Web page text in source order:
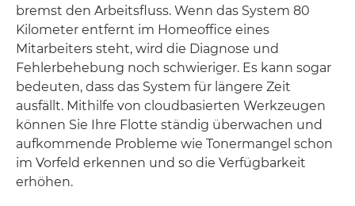
bremst den Arbeitsfluss. Wenn das System 80
Kilometer entfernt im Homeoffice eines
Mitarbeiters steht, wird die Diagnose und
Fehlerbehebung noch schwieriger. Es kann sogar
bedeuten, dass das System für längere Zeit
ausfällt. Mithilfe von cloudbasierten Werkzeugen
können Sie Ihre Flotte ständig überwachen und
aufkommende Probleme wie Tonermangel schon
im Vorfeld erkennen und so die Verfügbarkeit
erhöhen.